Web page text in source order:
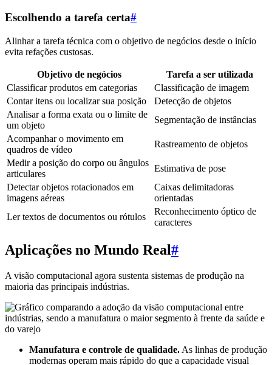
Escolhendo a tarefa certa#
Alinhar a tarefa técnica com o objetivo de negócios desde o início
evita refações custosas.
Objetivo de negócios
Tarefa a ser utilizada
Classificar produtos em categorias
Classificação de imagem
Contar itens ou localizar sua posição
Detecção de objetos
Analisar a forma exata ou o limite de
um objeto
Segmentação de instâncias
Acompanhar o movimento em
quadros de vídeo
Rastreamento de objetos
Medir a posição do corpo ou ângulos
articulares
Estimativa de pose
Detectar objetos rotacionados em
imagens aéreas
Caixas delimitadoras
orientadas
Ler textos de documentos ou rótulos
Reconhecimento óptico de
caracteres
Aplicações no Mundo Real#
A visão computacional agora sustenta sistemas de produção na
maioria das principais indústrias.
Manufatura e controle de qualidade. As linhas de produção
modernas operam mais rápido do que a capacidade visual